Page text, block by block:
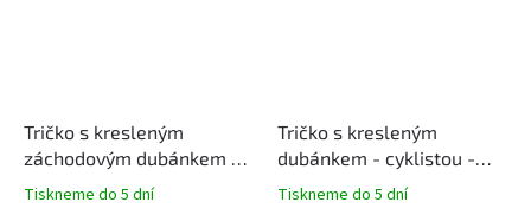
Tričko s kresleným
záchodovým dubánkem -
motiv 065
Tiskneme do 5 dní
Tričko s kresleným
dubánkem - cyklistou -
motiv 064
Tiskneme do 5 dní